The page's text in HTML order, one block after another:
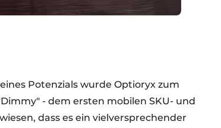
Potenzials wurde Optioryx zum
- dem ersten mobilen SKU- und
dass es ein vielversprechender